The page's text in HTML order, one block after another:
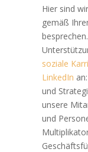
Hier sind
gemäß
soziale
LinkedIn
und
unsere
und